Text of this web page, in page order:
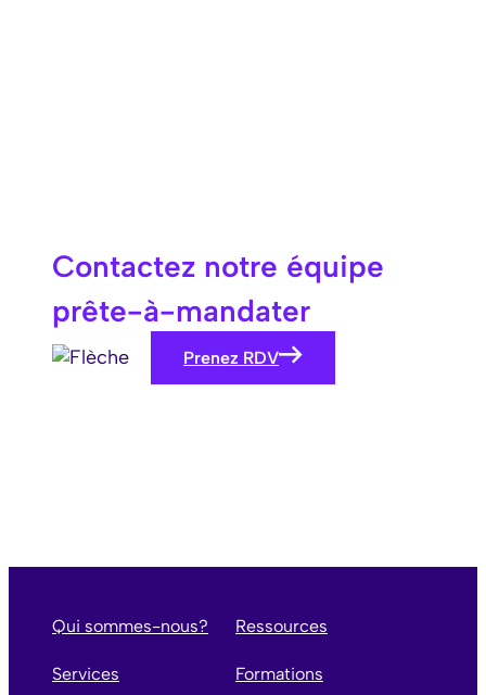
Contactez notre équipe
prête-à-mandater
Prenez RDV
Qui sommes-nous? Ressources
Services Formations